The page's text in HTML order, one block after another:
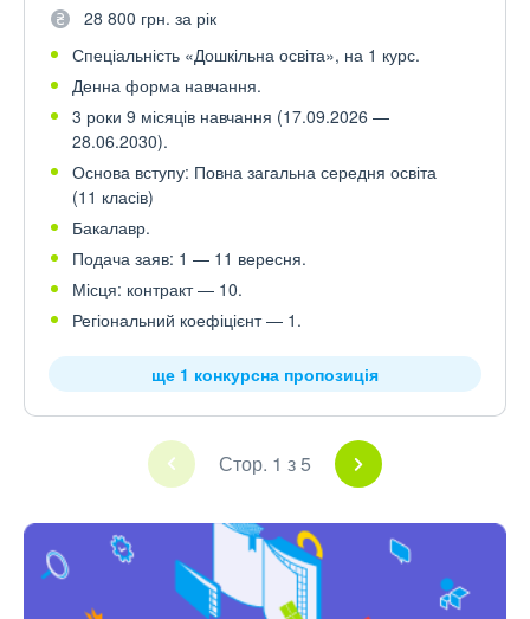
28 800 грн. за рік
Спеціальність «Дошкільна освіта», на 1 курс.
Денна форма навчання.
3 роки 9 місяців навчання (17.09.2026 —
28.06.2030).
Основа вступу: Повна загальна середня освіта
(11 класів)
Бакалавр.
Подача заяв: 1 — 11 вересня.
Місця: контракт — 10.
Регіональний коефіцієнт — 1.
ще 1 конкурсна пропозиція
Стор. 1 з 5